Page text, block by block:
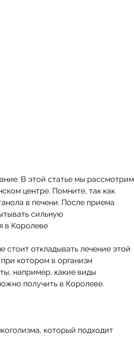
центре. Помните, так как
в печени. После приема
сильную
в Королеве
стоит откладывать лечение этой
котором в организм
например, какие виды
получить в Королеве.
который подходит